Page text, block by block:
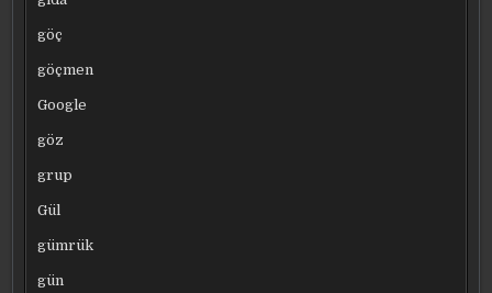
göç
göçmen
Google
göz
grup
Gül
gümrük
gün